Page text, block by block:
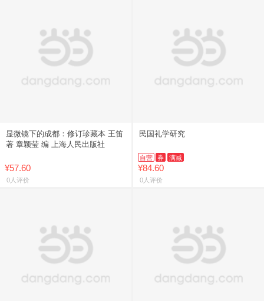
显微镜下的成都：修订珍藏本 王笛
著 章颖莹 编 上海人民出版社
¥57.60
0人评价
民国礼学研究
自营 券 满减
¥84.60
0人评价